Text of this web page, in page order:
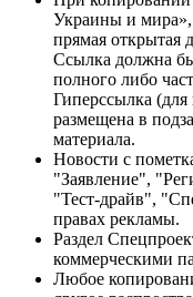
Украины и мира»,
прямая открытая
Ссылка должна
полного либо
Гиперссылка
размещена в
материала.
Новости с
"Заявление",
"Тест-драйв",
правах рекламы.
Раздел
коммерческими
Любое